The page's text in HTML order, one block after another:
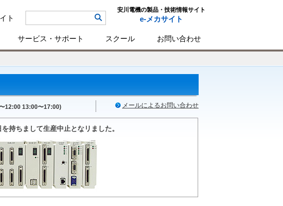
ト
安川電機の製品・技術情報サイト
e-メカサイト
サービス・サポート スクール お問い合わせ
12:00 13:00〜17:00) メールによるお問い合わせ
持ちまして生産中止となリました。